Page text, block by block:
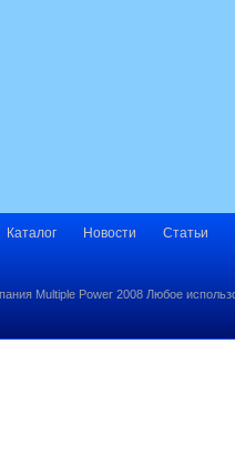
Каталог Новости Статьи
Multiple Power 2008 Любое